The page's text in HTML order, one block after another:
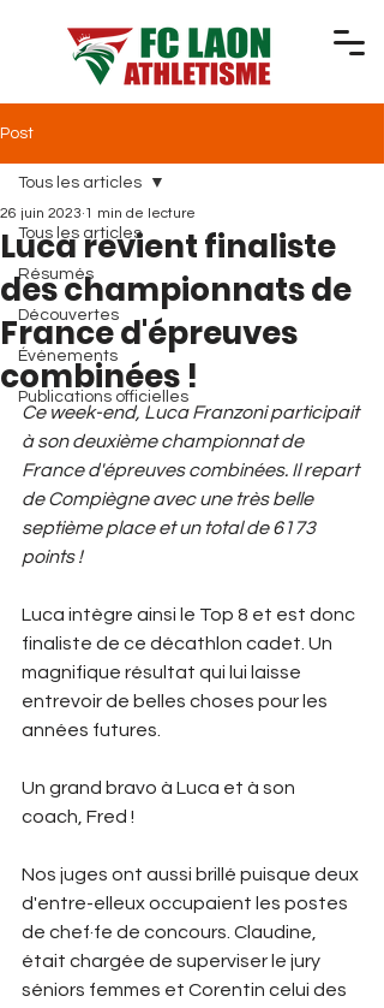
Post
Tous les articles
Résumés
Découvertes
Événements
Publications officielles
Tous les articles
Luca revient finaliste
des championnats de
France d'épreuves
combinées !
26 juin 2023 1 min de lecture
Ce week-end, Luca Franzoni participait
à son deuxième championnat de
France d'épreuves combinées. Il repart
de Compiègne avec une très belle
septième place et un total de 6173
points !
Luca intègre ainsi le Top 8 et est donc
finaliste de ce décathlon cadet. Un
magnifique résultat qui lui laisse
entrevoir de belles choses pour les
années futures.
Un grand bravo à Luca et à son
coach, Fred !
Nos juges ont aussi brillé puisque deux
d'entre-elleux occupaient les postes
de chef·fe de concours. Claudine,
était chargée de superviser le jury
séniors femmes et Corentin celui des